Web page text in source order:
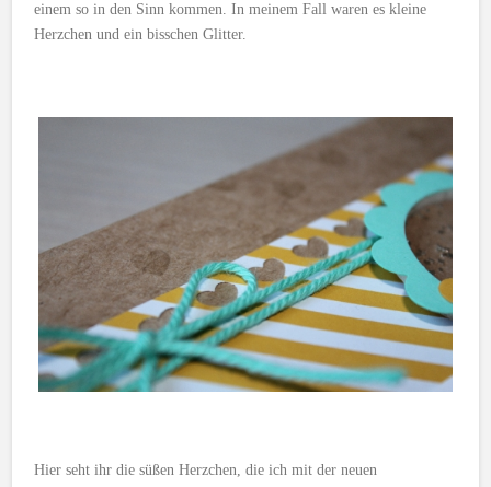
einem so in den Sinn kommen. In meinem Fall waren es kleine
Herzchen und ein bisschen Glitter.
Hier seht ihr die süßen Herzchen, die ich mit der neuen